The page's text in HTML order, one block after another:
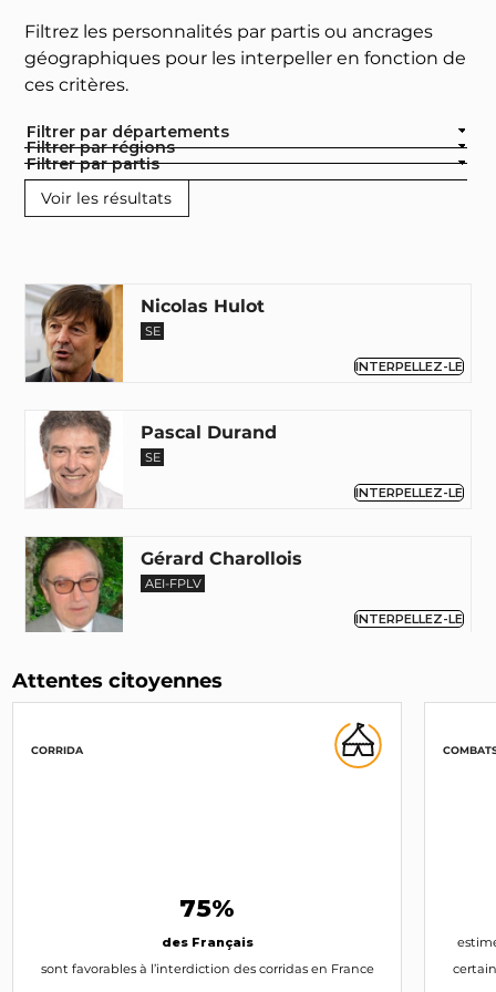
Filtrez les personnalités par partis ou ancrages
géographiques pour les interpeller en fonction de
ces critères.
Filtrer par départements
Filtrer par régions
Filtrer par partis
Nicolas Hulot
SE
INTERPELLEZ-LE
Pascal Durand
SE
INTERPELLEZ-LE
Gérard Charollois
AEI-FPLV
INTERPELLEZ-LE
Aymeric Caron
Député (75)
INTERPELLEZ-LE
Jean Marc Governatori
EaC
Attentes citoyennes
CORRIDA
75%
des Français
sont favorables à l’interdiction des corridas en France